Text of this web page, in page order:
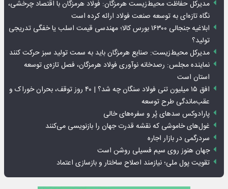
مدیرکل حفاظت محیط‌زیست هرمزگان: فولاد هرمزگان با اقتصاد چرخشی،
نگاه تازه‌ای به توسعه صنعت فولاد ارائه کرده است
ابلاغیه جنجالی ۱۶۳۰۰ بورس کالا؛ مهندسی قیمت اسلب یا خفگی تدریجی
تولید؟
مدیرکل محیط‌زیست: صنایع هرمزگان باید به سمت تولید سبز حرکت کنند
نماینده مجلس: رصدخانه نوآوری فولاد هرمزگان، فصل تازه‌ی توسعه
استان است
افق ۱۵ میلیون تنی فولاد سنگان چه شد؟ | ۴۰ روز توقف، بحران خوراک و
عقب‌ماندگی طرح توسعه
پارادوکس سدهای پُر و سفره‌های خالی
غول‌های خاموشی که نقشه قدرت جهان را بازنویسی می‌کنند
سردرگمی در بازار اجاره
جهان هنوز روی سیم فسیلی روشن است
تقویت پول ملی؛ نیازمند اصلاح ساختار و بازسازی اعتماد